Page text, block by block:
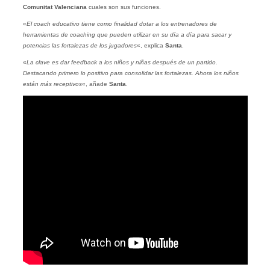
Comunitat Valenciana cuales son sus funciones.
«El coach educativo tiene como finalidad dotar a los entrenadores de
herramientas de coaching que pueden utilizar en su día a día para sacar y
potencias las fortalezas de los jugadores«, explica Santa
«La clave es dar feedback a los niños y niñas después de un partido.
Destacando primero lo positivo para consolidar las fortalezas. Ahora los niños
están más receptivos«, añade Santa